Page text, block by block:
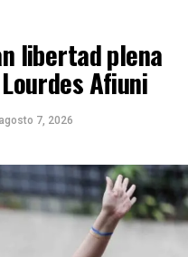
libertad plena
Afiuni
agosto 7, 2026